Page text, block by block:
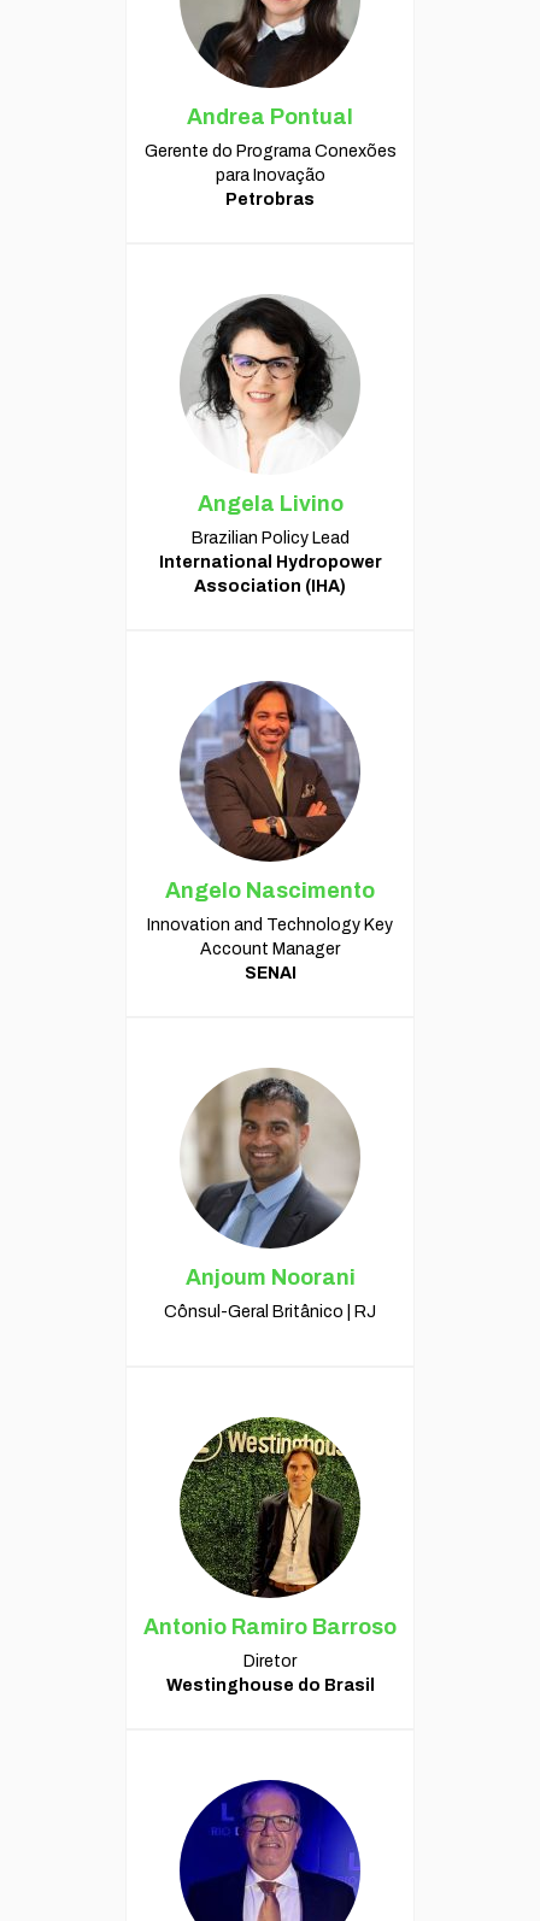
Andrea Pontual
Gerente do Programa Conexões
para Inovação
Petrobras
Angela Livino
Brazilian Policy Lead
International Hydropower
Association (IHA)
Angelo Nascimento
Innovation and Technology Key
Account Manager
SENAI
Anjoum Noorani
Cônsul-Geral Britânico | RJ
Antonio Ramiro Barroso
Diretor
Westinghouse do Brasil